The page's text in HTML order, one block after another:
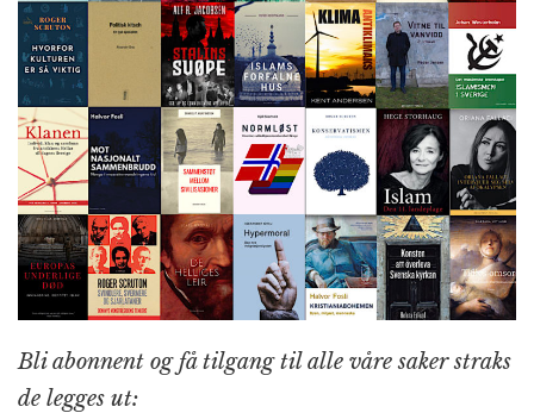
Bli abonnent og få tilgang til alle våre saker straks
de legges ut: